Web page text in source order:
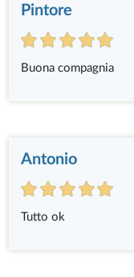
Pintore
Buona compagnia
Antonio
Tutto ok